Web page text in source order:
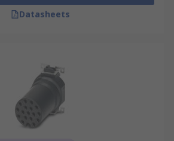
Datasheets